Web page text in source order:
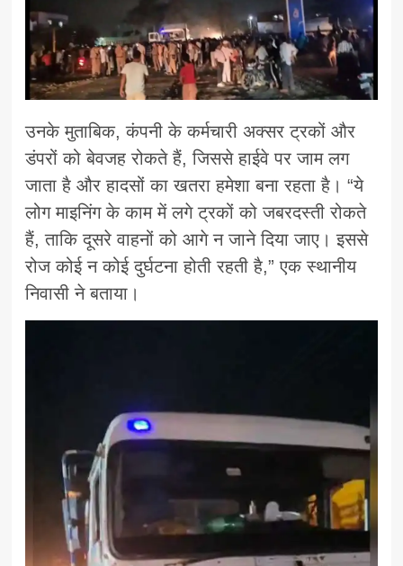
उनके मुताबिक, कंपनी के कर्मचारी अक्सर ट्रकों और
डंपरों को बेवजह रोकते हैं, जिससे हाईवे पर जाम लग
जाता है और हादसों का खतरा हमेशा बना रहता है। “ये
लोग माइनिंग के काम में लगे ट्रकों को जबरदस्ती रोकते
हैं, ताकि दूसरे वाहनों को आगे न जाने दिया जाए। इससे
रोज कोई न कोई दुर्घटना होती रहती है,” एक स्थानीय
निवासी ने बताया।